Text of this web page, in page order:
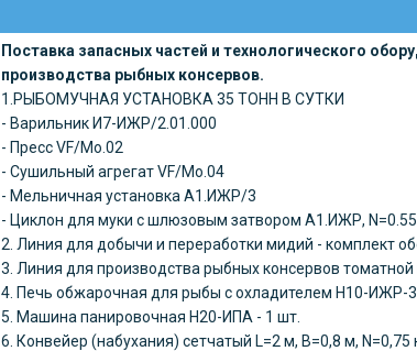
Поставка запасных частей и технологического
производства рыбных консервов.
1.РЫБОМУЧНАЯ УСТАНОВКА 35 ТОНН В СУТКИ
- Варильник И7-ИЖР/2.01.000
- Пресс VF/Mo.02
- Сушильный агрегат VF/Mo.04
- Мельничная установка А1.ИЖР/3
- Циклон для муки с шлюзовым затвором А1.ИЖР, N=0.55
2. Линия для добычи и переработки мидий - комплект
3. Линия для производства рыбных консервов
4. Печь обжарочная для рыбы с охладителем Н10-ИЖР-
5. Машина панировочная Н20-ИПА - 1 шт.
6. Конвейер (набухания) сетчатый L=2 м, В=0,8 м, N=0,75